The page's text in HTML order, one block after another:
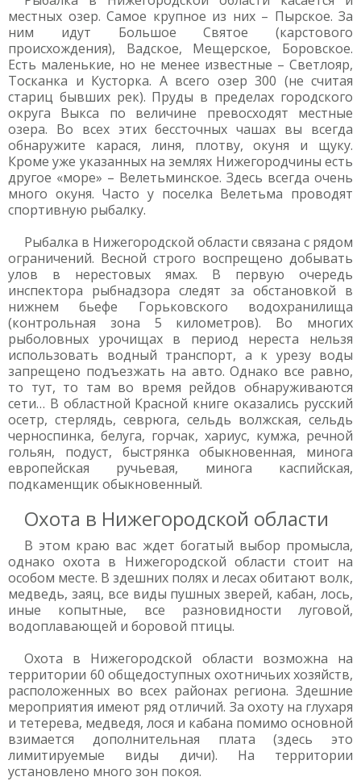
местных озер. Самое крупное из них – Пырское. За
ним идут Большое Святое (карстового
происхождения), Вадское, Мещерское, Боровское.
Есть маленькие, но не менее известные – Светлояр,
Тосканка и Кусторка. А всего озер 300 (не считая
стариц бывших рек). Пруды в пределах городского
округа Выкса по величине превосходят местные
озера. Во всех этих бессточных чашах вы всегда
обнаружите карася, линя, плотву, окуня и щуку.
Кроме уже указанных на землях Нижегородчины есть
другое «море» – Велетьминское. Здесь всегда очень
много окуня. Часто у поселка Велетьма проводят
спортивную рыбалку.
Рыбалка в Нижегородской области связана с рядом
ограничений. Весной строго воспрещено добывать
улов в нерестовых ямах. В первую очередь
инспектора рыбнадзора следят за обстановкой в
нижнем бьефе Горьковского водохранилища
(контрольная зона 5 километров). Во многих
рыболовных урочищах в период нереста нельзя
использовать водный транспорт, а к урезу воды
запрещено подъезжать на авто. Однако все равно,
то тут, то там во время рейдов обнаруживаются
сети… В областной Красной книге оказались русский
осетр, стерлядь, севрюга, сельдь волжская, сельдь
черноспинка, белуга, горчак, хариус, кумжа, речной
гольян, подуст, быстрянка обыкновенная, минога
европейская ручьевая, минога каспийская,
подкаменщик обыкновенный.
Охота в Нижегородской области
В этом краю вас ждет богатый выбор промысла,
однако охота в Нижегородской области стоит на
особом месте. В здешних полях и лесах обитают волк,
медведь, заяц, все виды пушных зверей, кабан, лось,
иные копытные, все разновидности луговой,
водоплавающей и боровой птицы.
Охота в Нижегородской области возможна на
территории 60 общедоступных охотничьих хозяйств,
расположенных во всех районах региона. Здешние
мероприятия имеют ряд отличий. За охоту на глухаря
и тетерева, медведя, лося и кабана помимо основной
взимается дополнительная плата (здесь это
лимитируемые виды дичи). На территории
установлено много зон покоя.